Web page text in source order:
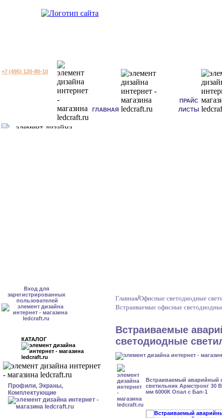
+7 (495) 120-80-10
ГЛАВНАЯ
ПРАЙС
ЛИСТЫ
Вход для
зарегистрированных
пользователей
КАТАЛОГ
Профили, Экраны,
Комплектующие
Главная/Офисные светодиодные
Встраиваемые офисные
Встраиваемые
светодиодные
Встраиваемый аварийный
светильник Армстронг 30
мм 6000К Опал с Бап-1